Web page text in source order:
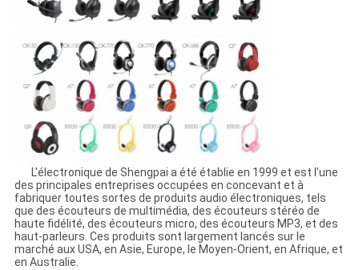
L'électronique de Shengpai a été établie en 1999 et est l'une
des principales entreprises occupées en concevant et à
fabriquer toutes sortes de produits audio électroniques, tels
que des écouteurs de multimédia, des écouteurs stéréo de
haute fidélité, des écouteurs micro, des écouteurs MP3, et des
haut-parleurs. Ces produits sont largement lancés sur le
marché aux USA, en Asie, Europe, le Moyen-Orient, en Afrique, et
en Australie.